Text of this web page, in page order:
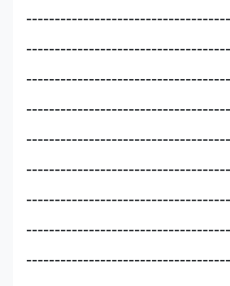
------------------------------------